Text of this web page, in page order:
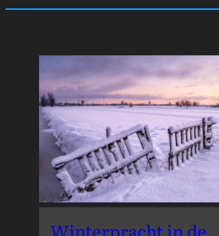
Winterpracht in de